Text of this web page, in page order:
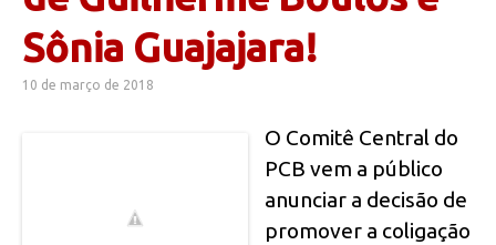
Sônia Guajajara!
10 de março de 2018
O Comitê Central do
PCB vem a público
anunciar a decisão de
promover a coligação